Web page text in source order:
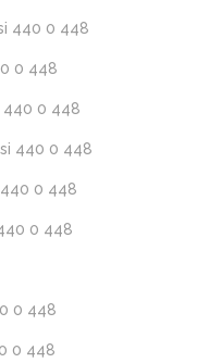
440 0 448
0 448
440 0 448
440 0 448
0 448
0 448
0 448
0 448